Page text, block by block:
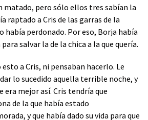
matado, pero sólo ellos tres sabían la
raptado a Cris de las garras de la
había perdonado. Por eso, Borja había
salvar la de la chica a la que quería.
a Cris, ni pensaban hacerlo. Le
lo sucedido aquella terrible noche, y
era mejor así. Cris tendría que
de la que había estado
y que había dado su vida para que